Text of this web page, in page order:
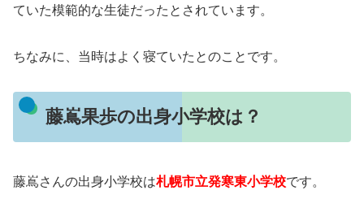
ていた模範的な生徒だったとされています。
ちなみに、当時はよく寝ていたとのことです。
藤嶌果歩の出身小学校は？
藤嶌さんの出身小学校は札幌市立発寒東小学校です。